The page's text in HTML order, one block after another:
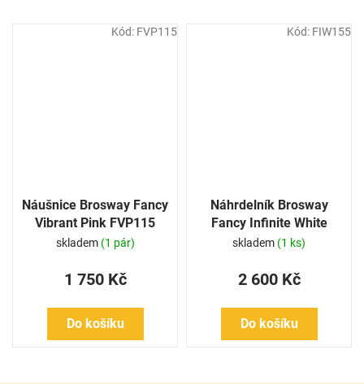
Náušnice Brosway Fancy
Vibrant Pink FVP115
skladem (1 pár)
1 750 Kč
Do košíku
Kód: FVP115
Náhrdelník Brosway
Fancy Infinite White
FIW155
skladem (1 ks)
2 600 Kč
Do košíku
Kód: FIW155